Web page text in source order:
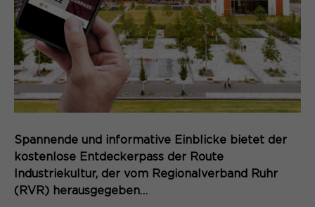
Spannende und informative Einblicke bietet der
kostenlose Entdeckerpass der Route
Industriekultur, der vom Regionalverband Ruhr
(RVR) herausgegeben…